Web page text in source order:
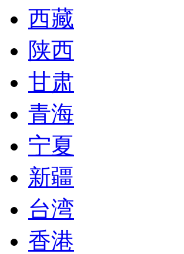
西藏
陕西
甘肃
青海
宁夏
新疆
台湾
香港